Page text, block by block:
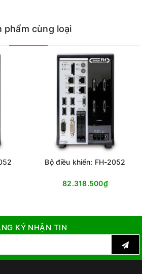
phẩm cùng loại
Bộ điều khiển: FH-2052
82.318.500₫
KÝ NHẬN TIN